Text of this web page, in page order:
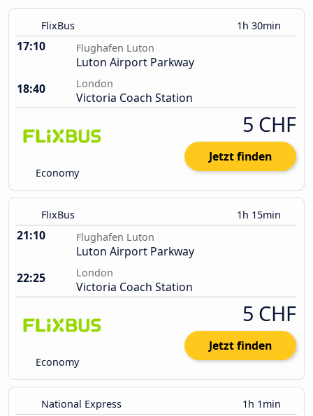
FlixBus 1h 30min
17:10 Flughafen Luton
Luton Airport Parkway
18:40
London
Victoria Coach Station
Economy
5 CHF
Jetzt finden
FlixBus 1h 15min
21:10 Flughafen Luton
Luton Airport Parkway
22:25
London
Victoria Coach Station
Economy
5 CHF
Jetzt finden
National Express 1h 1min